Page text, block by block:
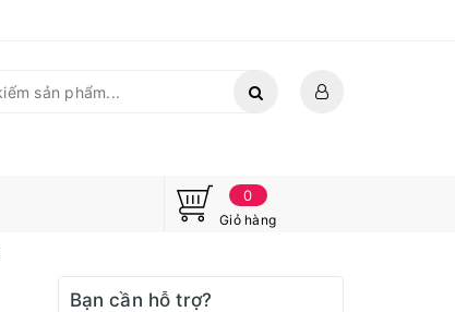
0
Giỏ hàng
Bạn cần hỗ trợ?